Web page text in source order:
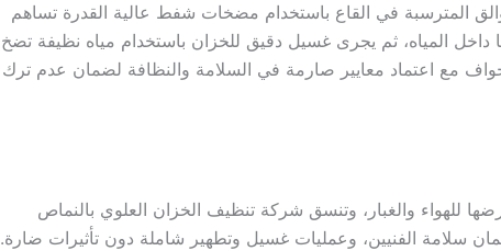
المترسبة في القاع باستخدام مضخات شفط عالية القدرة تساهم
داخل المياه، ثم يجرى غسيل دقيق للخزان باستخدام مياه نظيفة تضخ
مع اعتماد معايير صارمة في السلامة والنظافة لضمان عدم ترك
للهواء والغبار، وتنسق شركة تنظيف الخزان العلوي بالنماص
سلامة الفنيين، وعمليات غسيل وتطهير شاملة دون تأثيرات ضارة.